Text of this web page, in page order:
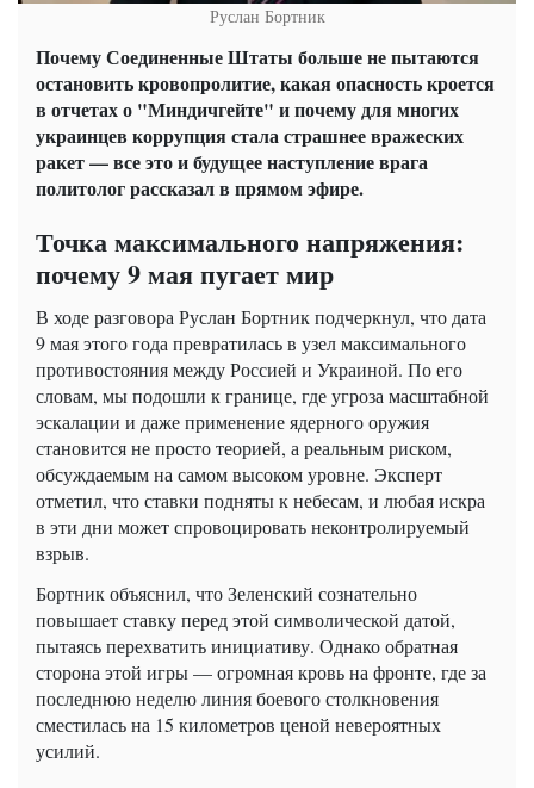
Руслан Бортник
Почему Соединенные Штаты больше не пытаются
остановить кровопролитие, какая опасность кроется
в отчетах о "Миндичгейте" и почему для многих
украинцев коррупция стала страшнее вражеских
ракет — все это и будущее наступление врага
политолог рассказал в прямом эфире.
Точка максимального напряжения:
почему 9 мая пугает мир
В ходе разговора Руслан Бортник подчеркнул, что дата
9 мая этого года превратилась в узел максимального
противостояния между Россией и Украиной. По его
словам, мы подошли к границе, где угроза масштабной
эскалации и даже применение ядерного оружия
становится не просто теорией, а реальным риском,
обсуждаемым на самом высоком уровне. Эксперт
отметил, что ставки подняты к небесам, и любая искра
в эти дни может спровоцировать неконтролируемый
взрыв.
Бортник объяснил, что Зеленский сознательно
повышает ставку перед этой символической датой,
пытаясь перехватить инициативу. Однако обратная
сторона этой игры — огромная кровь на фронте, где за
последнюю неделю линия боевого столкновения
сместилась на 15 километров ценой невероятных
усилий.